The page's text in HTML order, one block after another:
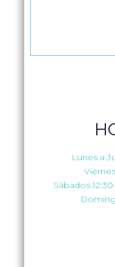
Lunes a
Sábados